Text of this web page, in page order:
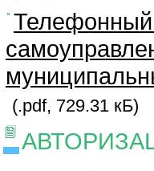
Телефонный
(.pdf, 729.31 кБ)